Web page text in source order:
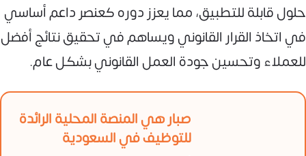
حلول قابلة للتطبيق، مما يعزز دوره كعنصر داعم أساسي
في اتخاذ القرار القانوني ويساهم في تحقيق نتائج أفضل
للعملاء وتحسين جودة العمل القانوني بشكل عام.
صبار هي المنصة المحلية الرائدة
للتوظيف في السعودية